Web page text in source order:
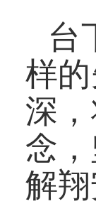
台
样
深
念
解